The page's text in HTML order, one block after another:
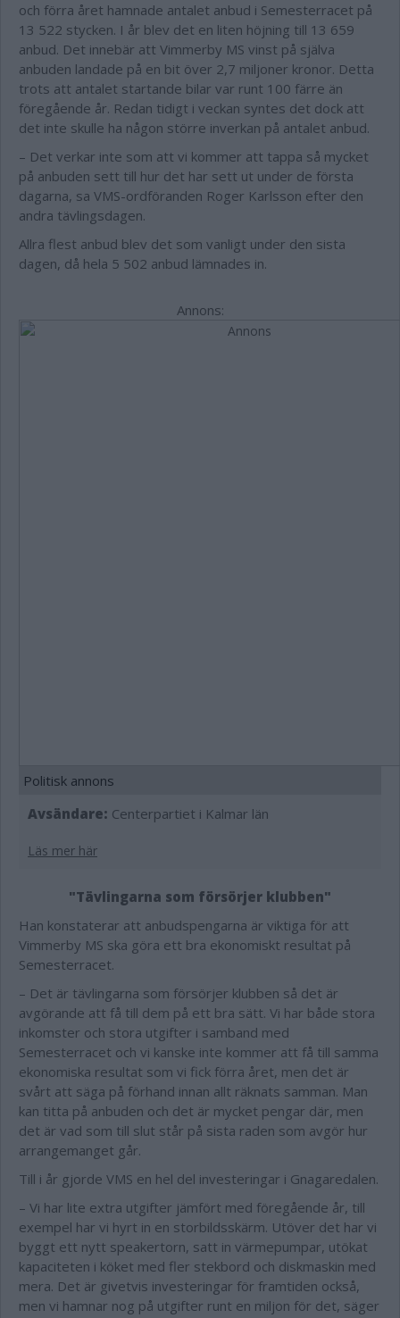
och förra året hamnade antalet anbud i Semesterracet på
13 522 stycken. I år blev det en liten höjning till 13 659
anbud. Det innebär att Vimmerby MS vinst på själva
anbuden landade på en bit över 2,7 miljoner kronor. Detta
trots att antalet startande bilar var runt 100 färre än
föregående år. Redan tidigt i veckan syntes det dock att
det inte skulle ha någon större inverkan på antalet anbud.
– Det verkar inte som att vi kommer att tappa så mycket
på anbuden sett till hur det har sett ut under de första
dagarna, sa VMS-ordföranden Roger Karlsson efter den
andra tävlingsdagen.
Allra flest anbud blev det som vanligt under den sista
dagen, då hela 5 502 anbud lämnades in.
Annons:
Politisk annons
Avsändare: Centerpartiet i Kalmar län
Läs mer här
"Tävlingarna som försörjer klubben"
Han konstaterar att anbudspengarna är viktiga för att
Vimmerby MS ska göra ett bra ekonomiskt resultat på
Semesterracet.
– Det är tävlingarna som försörjer klubben så det är
avgörande att få till dem på ett bra sätt. Vi har både stora
inkomster och stora utgifter i samband med
Semesterracet och vi kanske inte kommer att få till samma
ekonomiska resultat som vi fick förra året, men det är
svårt att säga på förhand innan allt räknats samman. Man
kan titta på anbuden och det är mycket pengar där, men
det är vad som till slut står på sista raden som avgör hur
arrangemanget går.
Till i år gjorde VMS en hel del investeringar i Gnagaredalen.
– Vi har lite extra utgifter jämfört med föregående år, till
exempel har vi hyrt in en storbildsskärm. Utöver det har vi
byggt ett nytt speakertorn, satt in värmepumpar, utökat
kapaciteten i köket med fler stekbord och diskmaskin med
mera. Det är givetvis investeringar för framtiden också,
men vi hamnar nog på utgifter runt en miljon för det, säger